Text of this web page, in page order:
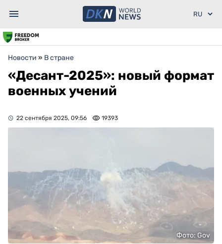
Новости » В стране
«Десант-2025»: новый формат
военных учений
22 сентября 2025, 09:56 19393
Фото: Gov